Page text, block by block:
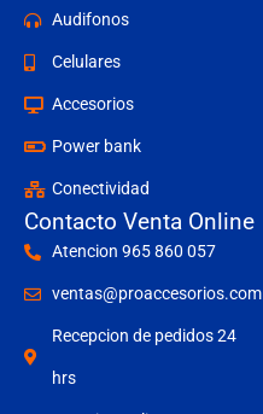
Audifonos
Celulares
Accesorios
Power bank
Conectividad
Contacto Venta Online
Atencion 965 860 057
ventas@proaccesorios.com
Recepcion de pedidos 24
hrs